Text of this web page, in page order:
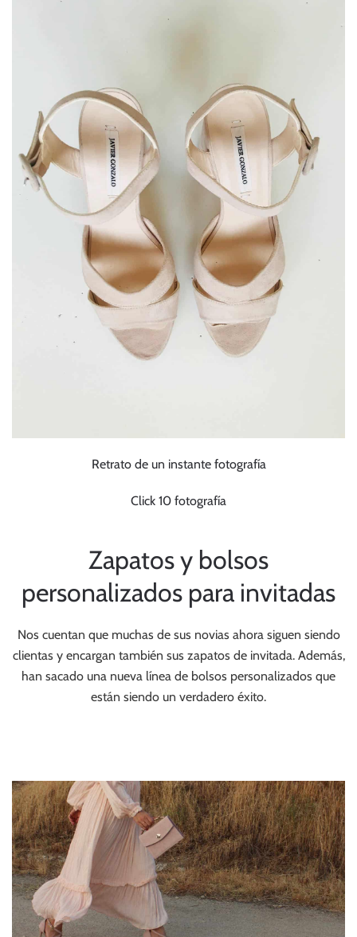
Retrato de un instante fotografía
Click 10 fotografía
Zapatos y bolsos
personalizados para invitadas
Nos cuentan que muchas de sus novias ahora siguen siendo
clientas y encargan también sus zapatos de invitada. Además,
han sacado una nueva línea de bolsos personalizados que
están siendo un verdadero éxito.